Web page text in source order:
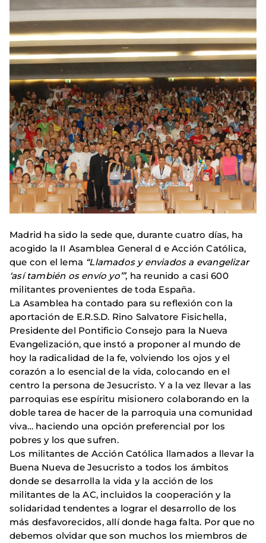
Madrid ha sido la sede que, durante cuatro días, ha
acogido la II Asamblea General d e Acción Católica,
que con el lema “Llamados y enviados a evangelizar
‘así también os envío yo’”, ha reunido a casi 600
militantes provenientes de toda España.
La Asamblea ha contado para su reflexión con la
aportación de E.R.S.D. Rino Salvatore Fisichella,
Presidente del Pontificio Consejo para la Nueva
Evangelización, que instó a proponer al mundo de
hoy la radicalidad de la fe, volviendo los ojos y el
corazón a lo esencial de la vida, colocando en el
centro la persona de Jesucristo. Y a la vez llevar a las
parroquias ese espíritu misionero colaborando en la
doble tarea de hacer de la parroquia una comunidad
viva… haciendo una opción preferencial por los
pobres y los que sufren.
Los militantes de Acción Católica llamados a llevar la
Buena Nueva de Jesucristo a todos los ámbitos
donde se desarrolla la vida y la acción de los
militantes de la AC, incluidos la cooperación y la
solidaridad tendentes a lograr el desarrollo de los
más desfavorecidos, allí donde haga falta. Por que no
debemos olvidar que son muchos los miembros de